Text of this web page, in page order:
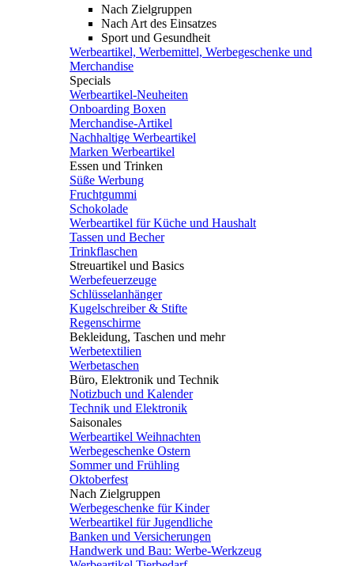
Nach Zielgruppen
Nach Art des Einsatzes
Sport und Gesundheit
Werbeartikel, Werbemittel, Werbegeschenke und
Merchandise
Specials
Werbeartikel-Neuheiten
Onboarding Boxen
Merchandise-Artikel
Nachhaltige Werbeartikel
Marken Werbeartikel
Essen und Trinken
Süße Werbung
Fruchtgummi
Schokolade
Werbeartikel für Küche und Haushalt
Tassen und Becher
Trinkflaschen
Streuartikel und Basics
Werbefeuerzeuge
Schlüsselanhänger
Kugelschreiber & Stifte
Regenschirme
Bekleidung, Taschen und mehr
Werbetextilien
Werbetaschen
Büro, Elektronik und Technik
Notizbuch und Kalender
Technik und Elektronik
Saisonales
Werbeartikel Weihnachten
Werbegeschenke Ostern
Sommer und Frühling
Oktoberfest
Nach Zielgruppen
Werbegeschenke für Kinder
Werbeartikel für Jugendliche
Banken und Versicherungen
Handwerk und Bau: Werbe-Werkzeug